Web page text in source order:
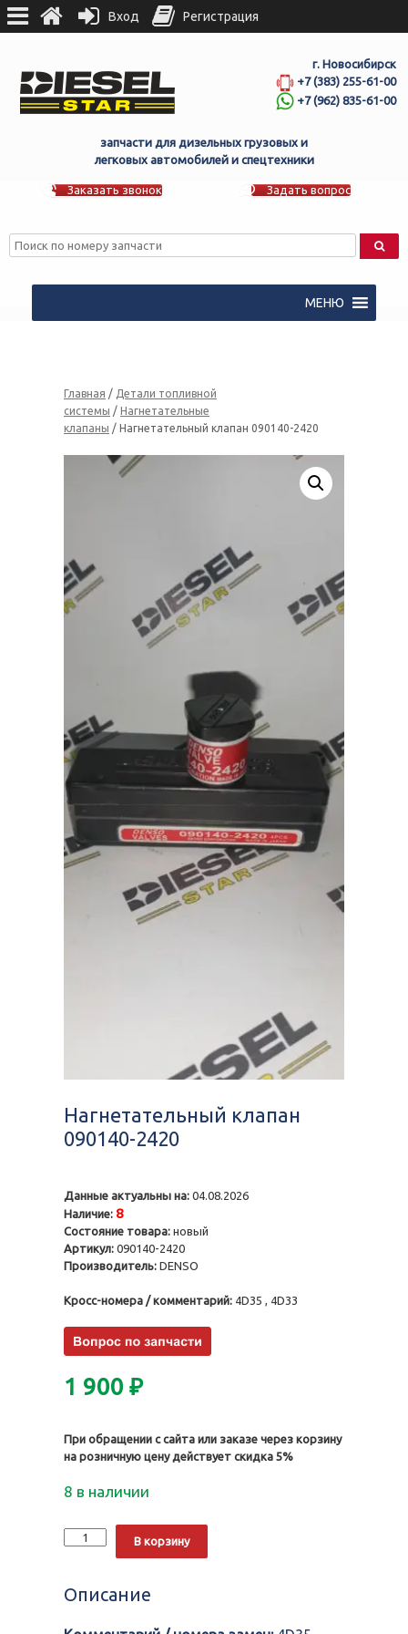
г. Новосибирск
+7 (383) 255-61-00
+7 (962) 835-61-00
запчасти для дизельных грузовых и
легковых автомобилей и спецтехники
Заказать звонок Задать вопрос
МЕНЮ
Главная / Детали топливной
системы / Нагнетательные
клапаны / Нагнетательный клапан 090140-2420
Нагнетательный клапан
090140-2420
Данные актуальны на: 04.08.2026
Наличие: 8
Состояние товара: новый
Артикул: 090140-2420
Производитель: DENSO
Кросс-номера / комментарий: 4D35 , 4D33
1 900 ₽
При обращении с сайта или заказе через корзину
на розничную цену действует скидка 5%
8 в наличии
Количество
Нагнетательный
2420
В корзину
Описание
Вход Регистрация